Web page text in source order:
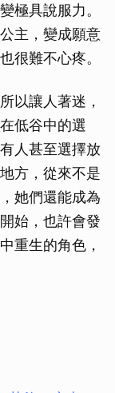
極具說服力。
主，變成願意
很難不心疼。
以讓人著迷，
低谷中的選
人甚至選擇放
方，從來不是
她們還能成為
始，也許會發
重生的角色，